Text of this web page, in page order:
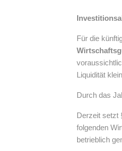
Für die
Liquidität
Durch das
Derzeit setzt
folgenden
betrieblich